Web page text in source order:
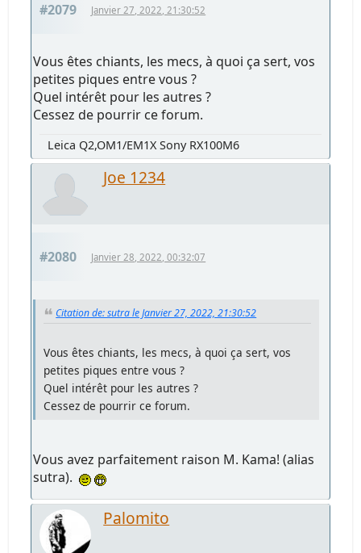
#2079 Janvier 27, 2022, 21:30:52
Vous êtes chiants, les mecs, à quoi ça sert, vos
petites piques entre vous ?
Quel intérêt pour les autres ?
Cessez de pourrir ce forum.
Leica Q2,OM1/EM1X Sony RX100M6
Joe 1234
#2080 Janvier 28, 2022, 00:32:07
Citation de: sutra le Janvier 27, 2022, 21:30:52
Vous êtes chiants, les mecs, à quoi ça sert, vos
petites piques entre vous ?
Quel intérêt pour les autres ?
Cessez de pourrir ce forum.
Vous avez parfaitement raison M. Kama! (alias
sutra).
Palomito